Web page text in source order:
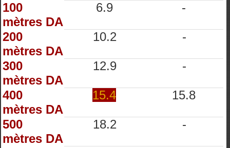
100
mètres DA
6.9 -
200
mètres DA
10.2 -
300
mètres DA
12.9 -
400
mètres DA
15.4 15.8
500
mètres DA
18.2 -